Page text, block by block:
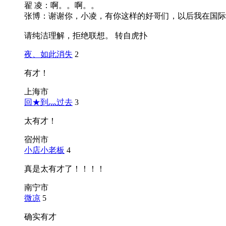
翟 凌：啊。。啊。。
张博：谢谢你，小凌，有你这样的好哥们，以后我在国
请纯洁理解，拒绝联想。 转自虎扑
夜、如此消失 2
有才！
上海市
回★到灬过去 3
太有才！
宿州市
小店小老板 4
真是太有才了！！！！
南宁市
微凉 5
确实有才